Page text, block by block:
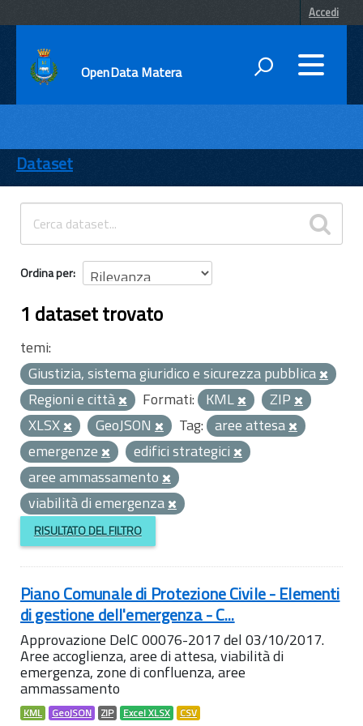
Accedi
OpenData Matera
ENTI
TEMI
INFORMAZIONI
Dataset
Ordina per
1 dataset trovato
temi:
Giustizia, sistema giuridico e sicurezza pubblica
Regioni e città
Formati: KML
ZIP
XLSX
GeoJSON Tag: aree attesa
emergenze
edifici strategici
aree ammassamento
viabilità di emergenza
RISULTATO DEL FILTRO
Piano Comunale di Protezione Civile - Elementi
di gestione dell'emergenza - C...
Approvazione DelC 00076-2017 del 03/10/2017.
Aree accoglienza, aree di attesa, viabilità di
emergenza, zone di confluenza, aree
ammassamento
KML GeoJSON ZIP Excel XLSX CSV